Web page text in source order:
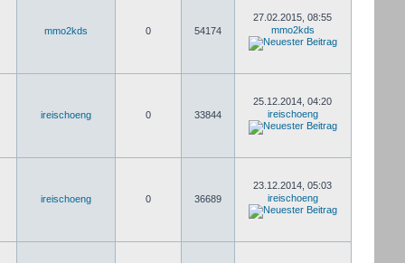
mmo2kds 0 54174
27.02.2015, 08:55
mmo2kds
ireischoeng 0 33844
25.12.2014, 04:20
ireischoeng
ireischoeng 0 36689
23.12.2014, 05:03
ireischoeng